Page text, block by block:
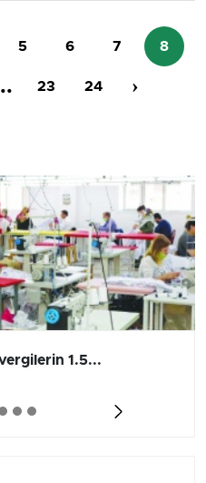
5 6 7 8
23 24 ›
üretimi ve...